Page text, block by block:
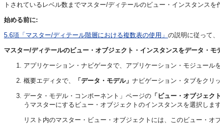
トされているレベル数までマスター/ディテールのビュー・インスタンスを
始める前に:
5.6項「マスター/ディテール階層における複数表の使用」 の説明に従って
マスター/ディテールのビュー・オブジェクト・インスタンスをデータ・モ
アプリケーション・ナビゲータで、アプリケーション・モジュール
概要エディタで、 「データ・モデル」 ナビゲーション・タブをクリ
データ・モデル・コンポーネント」ページの 「ビュー・オブジェク
うマスターにするビュー・オブジェクトのインスタンスを選択しま
リスト内のマスター・ビュー・オブジェクトには、このビュー・